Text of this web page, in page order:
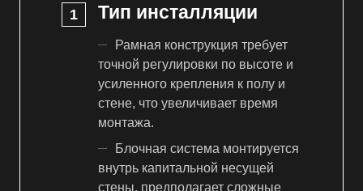
Тип инсталляции
Рамная конструкция требует
точной регулировки по высоте и
усиленного крепления к полу и
стене, что увеличивает время
монтажа.
Блочная система монтируется
внутрь капитальной несущей
стены, предполагает сложные